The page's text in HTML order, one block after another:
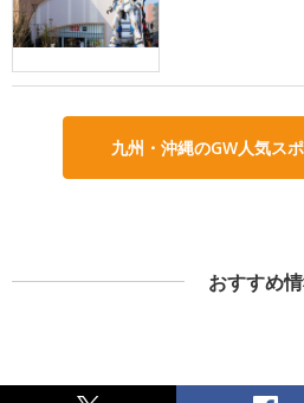
九州・沖縄のGW人気ス
おすすめ